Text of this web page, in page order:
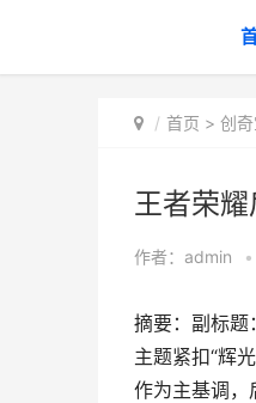
首页 > 创
王者荣
作者： admin •
摘要：副标题
主题紧扣“辉
作为主基调，